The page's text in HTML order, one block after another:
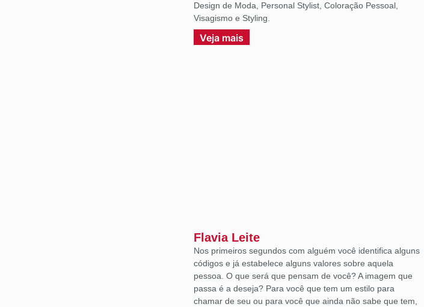
Design de Moda, Personal Stylist, Coloração Pessoal,
Visagismo e Styling.
Veja mais
Flavia Leite
Nos primeiros segundos com alguém você identifica alguns
códigos e já estabelece alguns valores sobre aquela
pessoa. O que será que pensam de você? A imagem que
passa é a deseja? Para você que tem um estilo para
chamar de seu ou para você que ainda não sabe que tem,